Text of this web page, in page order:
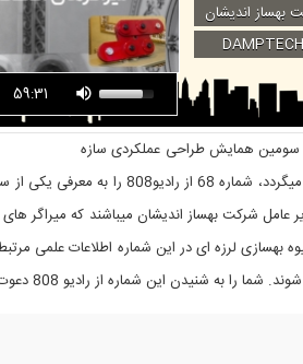
59:31
بهساز اندیشان
سومین همایش طراحی عملکردی سازه
ها که در تاریخ 11 تا 14 مهر ماه
بهسازی لرزه ای در این شماره اطلاعات علمی
را به شنیدن این شماره از رادیو 808 دعوت میکنم: